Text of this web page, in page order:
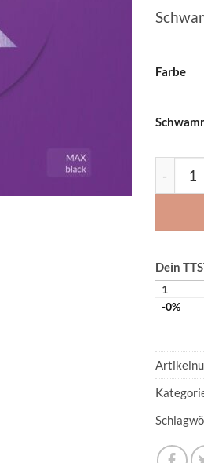
Farbe
Tibhar
Dein
1
-0%